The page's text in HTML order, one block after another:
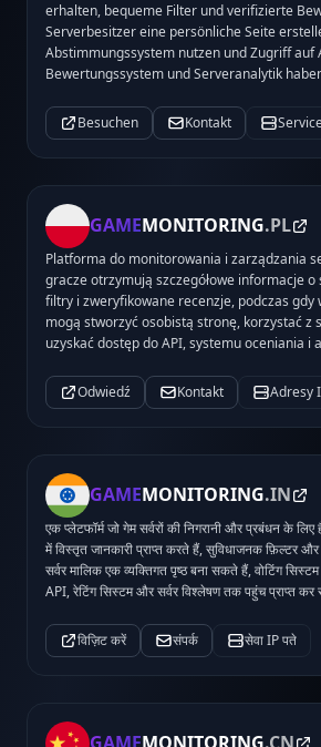
erhalten, bequeme Filter und verifizierte
Serverbesitzer eine persönliche Seite
Abstimmungssystem nutzen und Zugriff auf
Bewertungssystem und Serveranalytik
Besuchen Kontakt
GAMEMONITORING.PL
Platforma do monitorowania i zarządzania
gracze otrzymują szczegółowe informacje
filtry i zweryfikowane recenzje, podczas gdy
mogą stworzyć osobistą stronę, korzystać z
uzyskać dostęp do API, systemu oceniania i
Odwiedź Kontakt Adresy
GAMEMONITORING.IN
एक प्लेटफॉर्म जो गेम सर्वरों की निगरानी और प्रबंधन के लिए
में विस्तृत जानकारी प्राप्त करते हैं, सुविधाजनक फ़िल्टर और
सर्वर मालिक एक व्यक्तिगत पृष्ठ बना सकते हैं, वोटिंग
API, रेटिंग सिस्टम और सर्वर विश्लेषण तक पहुंच प्राप्त
विज़िट करें संपर्क सेवा IP पते